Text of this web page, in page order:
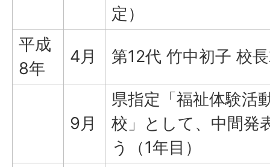
定）
平成
8年
4月 第12代 竹中初子 校
9月
県指定「福祉体験活
校」として、中間発
う（1年目）